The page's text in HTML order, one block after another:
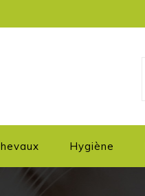
Hygiène